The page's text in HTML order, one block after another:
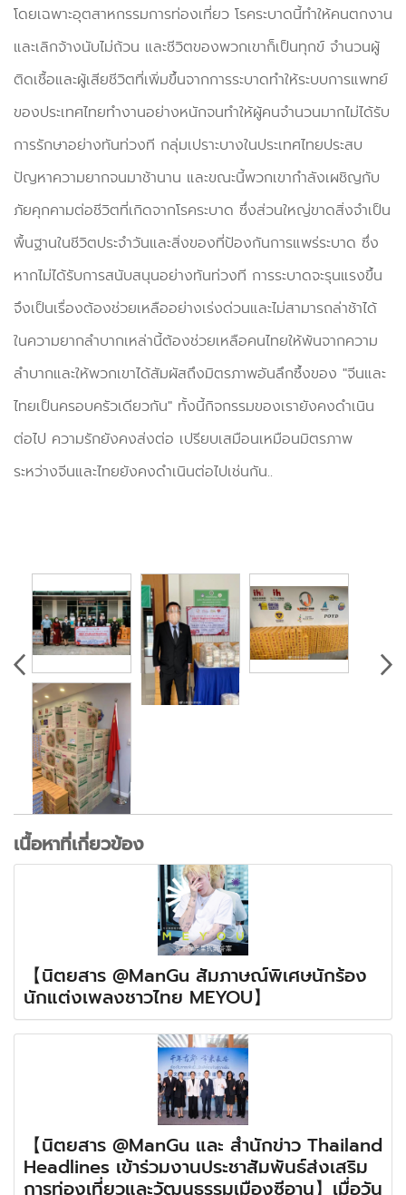
โดยเฉพาะอุตสาหกรรมการท่องเที่ยว โรคระบาดนี้ทำให้คนตกงาน
และเลิกจ้างนับไม่ถ้วน และชีวิตของพวกเขาก็เป็นทุกข์ จำนวนผู้
ติดเชื้อและผู้เสียชีวิตที่เพิ่มขึ้นจากการระบาดทำให้ระบบการแพทย์
ของประเทศไทยทำงานอย่างหนักจนทำให้ผู้คนจำนวนมากไม่ได้รับ
การรักษาอย่างทันท่วงที กลุ่มเปราะบางในประเทศไทยประสบ
ปัญหาความยากจนมาช้านาน และขณะนี้พวกเขากำลังเผชิญกับ
ภัยคุกคามต่อชีวิตที่เกิดจากโรคระบาด ซึ่งส่วนใหญ่ขาดสิ่งจำเป็น
พื้นฐานในชีวิตประจำวันและสิ่งของที่ป้องกันการแพร่ระบาด ซึ่ง
หากไม่ได้รับการสนับสนุนอย่างทันท่วงที การระบาดจะรุนแรงขึ้น
จึงเป็นเรื่องต้องช่วยเหลืออย่างเร่งด่วนและไม่สามารถล่าช้าได้
ในความยากลำบากเหล่านี้ต้องช่วยเหลือคนไทยให้พ้นจากความ
ลำบากและให้พวกเขาได้สัมผัสถึงมิตรภาพอันลึกซึ้งของ "จีนและ
ไทยเป็นครอบครัวเดียวกัน" ทั้งนี้กิจกรรมของเรายังคงดำเนิน
ต่อไป ความรักยังคงส่งต่อ เปรียบเสมือนเหมือนมิตรภาพ
ระหว่างจีนและไทยยังคงดำเนินต่อไปเช่นกัน..
เนื้อหาที่เกี่ยวข้อง
【นิตยสาร @ManGu สัมภาษณ์พิเศษนักร้อง
นักแต่งเพลงชาวไทย MEYOU】
【นิตยสาร @ManGu และ สำนักข่าว Thailand
Headlines เข้าร่วมงานประชาสัมพันธ์ส่งเสริม
การท่องเที่ยวและวัฒนธรรมเมืองซีอาน】เมื่อวัน